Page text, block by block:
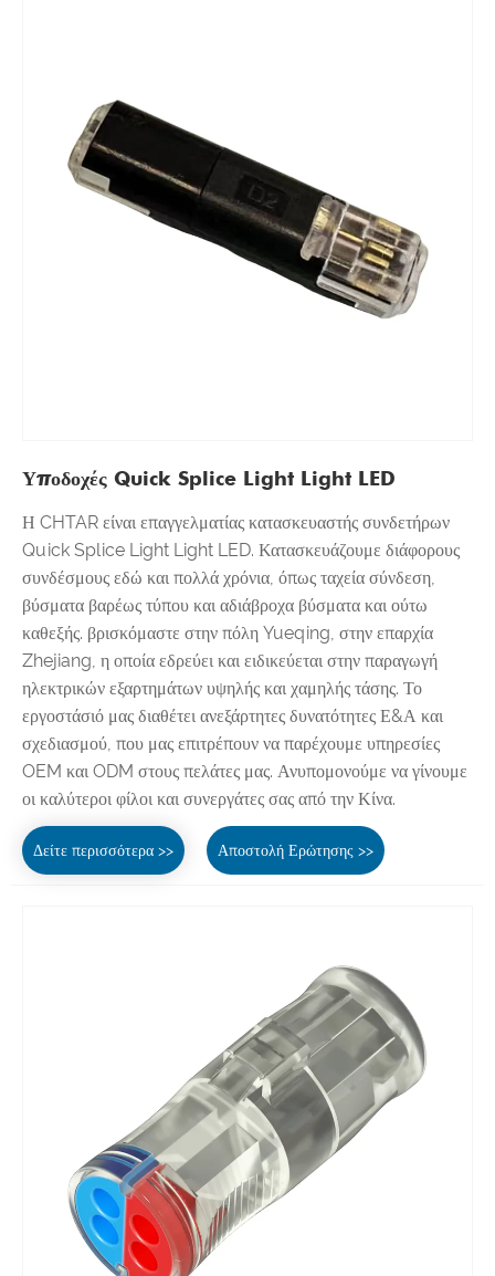
Υποδοχές Quick Splice Light Light LED
Η CHTAR είναι επαγγελματίας κατασκευαστής συνδετήρων
Quick Splice Light Light LED. Κατασκευάζουμε διάφορους
συνδέσμους εδώ και πολλά χρόνια, όπως ταχεία σύνδεση,
βύσματα βαρέως τύπου και αδιάβροχα βύσματα και ούτω
καθεξής. βρισκόμαστε στην πόλη Yueqing, στην επαρχία
Zhejiang, η οποία εδρεύει και ειδικεύεται στην παραγωγή
ηλεκτρικών εξαρτημάτων υψηλής και χαμηλής τάσης. Το
εργοστάσιό μας διαθέτει ανεξάρτητες δυνατότητες Ε&Α και
σχεδιασμού, που μας επιτρέπουν να παρέχουμε υπηρεσίες
OEM και ODM στους πελάτες μας. Ανυπομονούμε να γίνουμε
οι καλύτεροι φίλοι και συνεργάτες σας από την Κίνα.
Δείτε περισσότερα >> Αποστολή Ερώτησης >>